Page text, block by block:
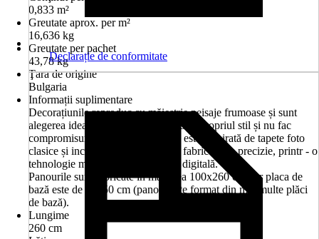
0,833 m²
Greutate aprox. per m²
16,636 kg
Greutate per pachet
43,78 kg
Ţara de origine
Bulgaria
Informații suplimentare
Decorațiunile reproduc cu măiestrie peisaje frumoase și sunt
alegerea ideală pentru cei care cred în propriul stil și nu fac
compromisuri de calitate. Colecția este inspirată de tapete foto
clasice și include plăci porțelanate fabricate cu precizie, printr - o
tehnologie modernă de imprimare digitală.
Panourile sunt fabricate în mărimea 100x260 cm, iar placa de
bază este de 20x50 cm (panoul este format din mai multe plăci
de bază).
Lungime
260 cm
Declarație de conformitate